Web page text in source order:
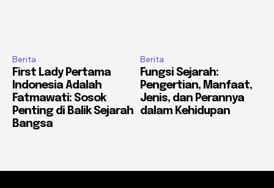
Berita
First Lady Pertama
Indonesia Adalah
Fatmawati: Sosok
Penting di Balik Sejarah
Bangsa
Berita
Fungsi Sejarah:
Pengertian, Manfaat,
Jenis, dan Perannya
dalam Kehidupan